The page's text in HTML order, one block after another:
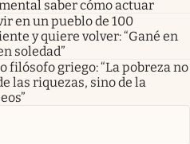
saber cómo actuar
en un pueblo de 100
y quiere volver: “Gané en
soledad”
filósofo griego: “La pobreza no
las riquezas, sino de la